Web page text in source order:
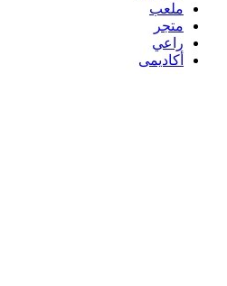
ملعب
متجر
راعي
أكاديمى